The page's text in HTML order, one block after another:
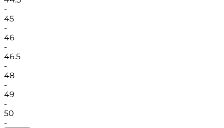
-
45
-
46
-
46.5
-
48
-
49
-
50
-